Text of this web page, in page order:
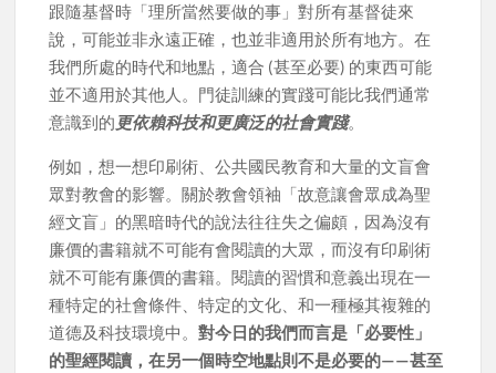
跟隨基督時「理所當然要做的事」對所有基督徒來
說，可能並非永遠正確，也並非適用於所有地方。在
我們所處的時代和地點，適合 (甚至必要) 的東西可能
並不適用於其他人。門徒訓練的實踐可能比我們通常
意識到的 更依賴科技和更廣泛的社會實踐。
例如，想一想印刷術、公共國民教育和大量的文盲會
眾對教會的影響。關於教會領袖「故意讓會眾成為聖
經文盲」的黑暗時代的說法往往失之偏頗，因為沒有
廉價的書籍就不可能有會閱讀的大眾，而沒有印刷術
就不可能有廉價的書籍。閱讀的習慣和意義出現在一
種特定的社會條件、特定的文化、和一種極其複雜的
道德及科技環境中。對今日的我們而言是「必要性」
的聖經閱讀，在另一個時空地點則不是必要的——甚至